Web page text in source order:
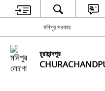
মনিপুর সরকার
চুরাচান্দপুর